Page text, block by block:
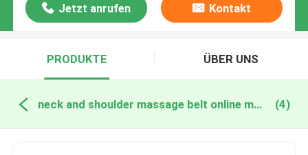
Jetzt anrufen Kontakt
PRODUKTE ÜBER UNS
neck and shoulder massage belt online manufacture (4)